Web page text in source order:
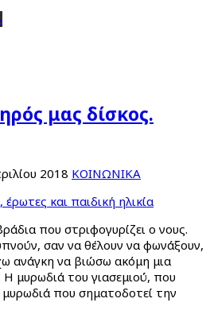
μας δίσκος.
2018 ΚΟΙΝΩΝΙΚΑ
που στριφογυρίζει ο νους.
σαν να θέλουν να φωνάξουν,
ανάγκη να βιώσω ακόμη μια
μυρωδιά του γιασεμιού, που
μυρωδιά που σηματοδοτεί την